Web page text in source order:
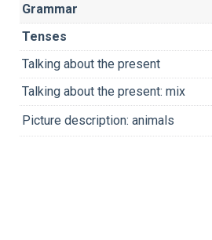
Grammar
Tenses
Talking about the present
Talking about the present: mix
Picture description: animals